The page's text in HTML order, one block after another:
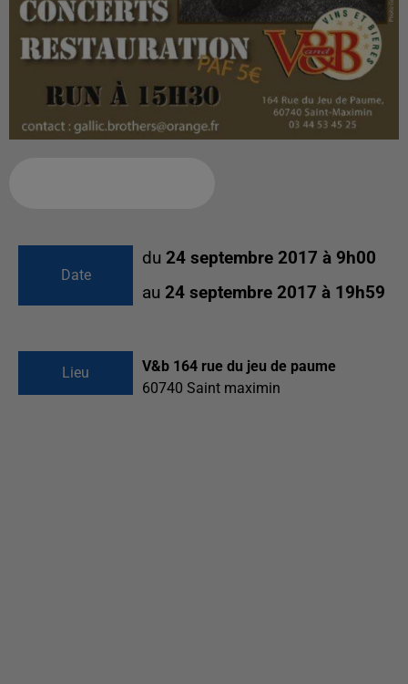
Date
du 24 septembre 2017 à 9h00
au 24 septembre 2017 à 19h59
Lieu
V&b 164 rue du jeu de paume
60740 Saint maximin